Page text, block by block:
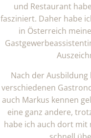
und Restaurant
fasziniert. Daher habe
in Österreich
Nach der
verschiedenen
auch Markus kennen
eine ganz andere,
habe ich auch dort